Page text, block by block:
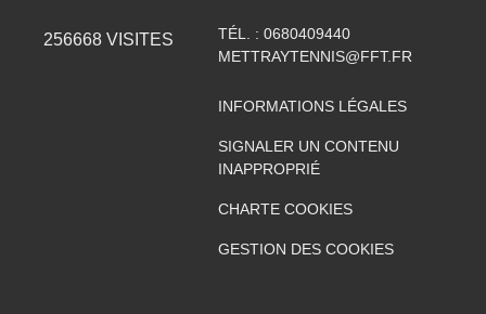
256668 VISITES TÉL. : 0680409440
METTRAYTENNIS@FFT.FR
INFORMATIONS LÉGALES
SIGNALER UN CONTENU
INAPPROPRIÉ
CHARTE COOKIES
GESTION DES COOKIES